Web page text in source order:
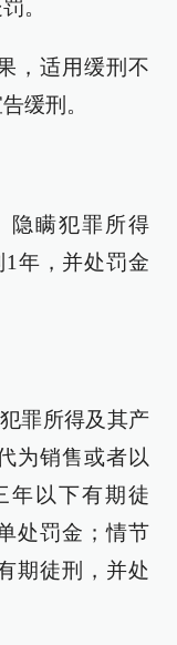
。
，适用缓刑不
缓刑。
隐瞒犯罪所得
年，并处罚金
罪所得及其产
为销售或者以
年以下有期徒
处罚金；情节
期徒刑，并处